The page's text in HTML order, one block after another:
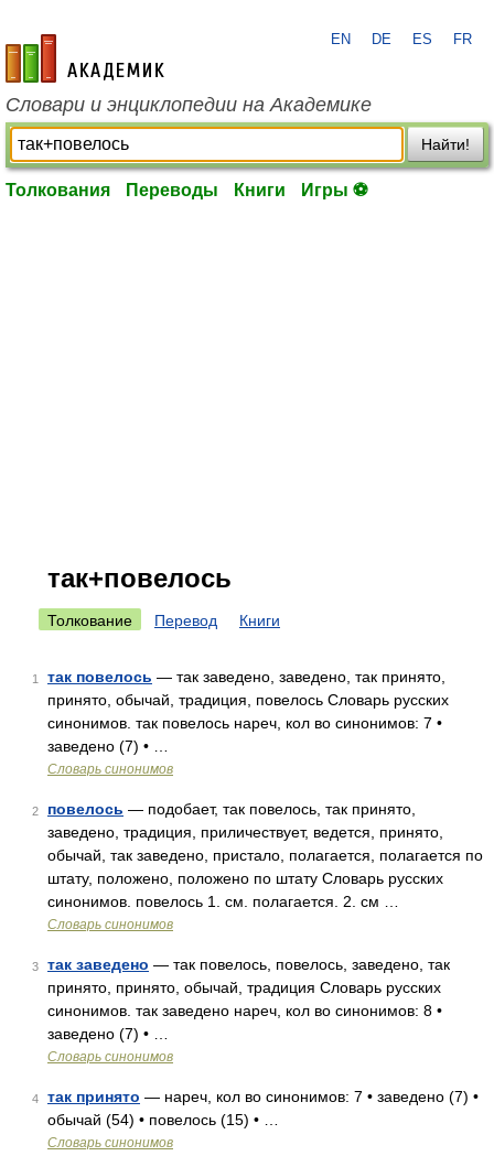
academic.ru
EN DE ES FR
Словари и энциклопедии на Академике
Найти!
Толкования Переводы Книги Игры ⚽
так+повелось
Толкование Перевод Книги
1 так повелось — так заведено, заведено, так принято,
принято, обычай, традиция, повелось Словарь русских
синонимов. так повелось нареч, кол во синонимов: 7 •
заведено (7) • …
Словарь синонимов
2 повелось — подобает, так повелось, так принято,
заведено, традиция, приличествует, ведется, принято,
обычай, так заведено, пристало, полагается, полагается по
штату, положено, положено по штату Словарь русских
синонимов. повелось 1. см. полагается. 2. см …
Словарь синонимов
3 так заведено — так повелось, повелось, заведено, так
принято, принято, обычай, традиция Словарь русских
синонимов. так заведено нареч, кол во синонимов: 8 •
заведено (7) • …
Словарь синонимов
4 так принято — нареч, кол во синонимов: 7 • заведено (7) •
обычай (54) • повелось (15) • …
Словарь синонимов